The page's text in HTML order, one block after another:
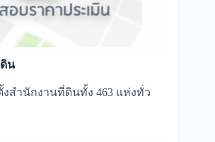
น
สำนักงานที่ดินทั้ง 463 แห่งทั่ว